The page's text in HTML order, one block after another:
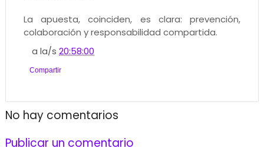
La apuesta, coinciden, es clara: prevención,
colaboración y responsabilidad compartida.
a la/s20:58:00
Compartir
No hay comentarios
Publicar un comentario